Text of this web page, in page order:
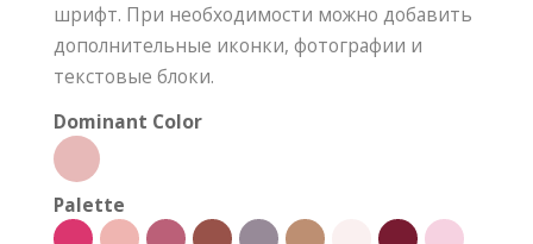
шрифт. При необходимости можно добавить
дополнительные иконки, фотографии и
текстовые блоки.
Dominant Color
Palette